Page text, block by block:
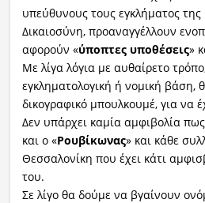
υπεύθυνους τους εγκλήματος της
Δικαιοσύνη, προαναγγέλλουν
αφορούν «ύποπτες υποθέσεις»
Με λίγα λόγια με αυθαίρετο
εγκληματολογική ή νομική βάση,
δικογραφικό μπουλκουμέ, για να
Δεν υπάρχει καμία αμφιβολία
και ο «Ρουβίκωνας» και κάθε
Θεσσαλονίκη που έχει κάτι
του.
Σε λίγο θα δούμε να βγαίνουν